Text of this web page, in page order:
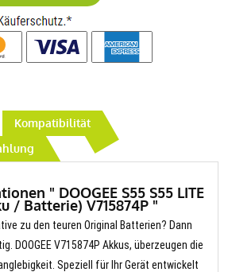
Kompatibilität
" DOOGEE S55 S55 LITE
/ Batterie) V715874P "
zu den teuren Original Batterien? Dann
DOOGEE V715874P Akkus, überzeugen die
Speziell für Ihr Gerät entwickelt